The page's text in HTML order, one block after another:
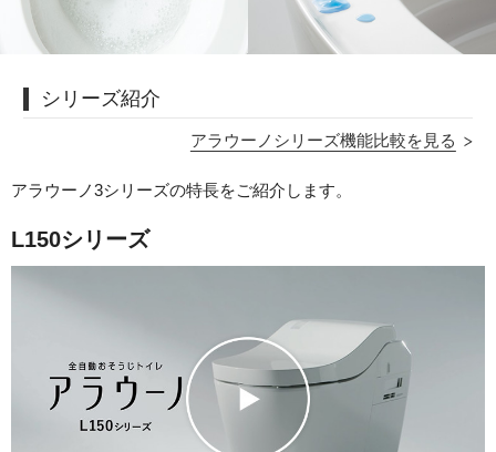
シリーズ紹介
アラウーノシリーズ機能比較を見る
アラウーノ3シリーズの特長をご紹介します。
L150シリーズ